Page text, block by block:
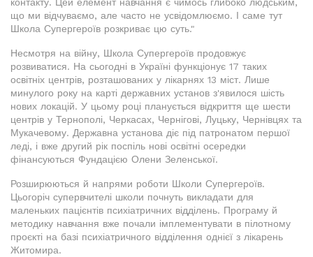
контакту. Цей елемент навчання є чимось глибоко людським,
що ми відчуваємо, але часто не усвідомлюємо. І саме тут
Школа Супергероїв розкриває цю суть."
Несмотря на війну, Школа Супергероїв продовжує
розвиватися. На сьогодні в Україні функціонує 17 таких
освітніх центрів, розташованих у лікарнях 13 міст. Лише
минулого року на карті державних установ з'явилося шість
нових локацій. У цьому році планується відкриття ще шести
центрів у Тернополі, Черкасах, Чернігові, Луцьку, Чернівцях та
Мукачевому. Державна установа діє під патронатом першої
леді, і вже другий рік поспіль нові освітні осередки
фінансуються Фундацією Олени Зеленської.
Розширюються й напрями роботи Школи Супергероїв.
Цьогоріч супервчителі школи почнуть викладати для
маленьких пацієнтів психіатричних відділень. Програму й
методику навчання вже почали імплементувати в пілотному
проєкті на базі психіатричного відділення однієї з лікарень
Житомира.